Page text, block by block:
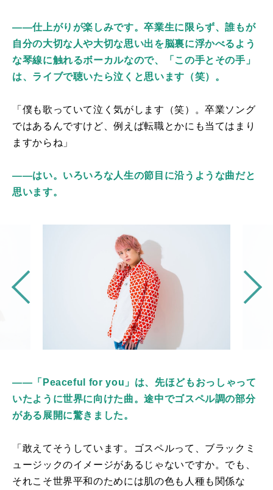
――仕上がりが楽しみです。卒業生に限らず、誰もが
自分の大切な人や大切な思い出を脳裏に浮かべるよう
な琴線に触れるボーカルなので、「この手とその手」
は、ライブで聴いたら泣くと思います（笑）。
「僕も歌っていて泣く気がします（笑）。卒業ソング
ではあるんですけど、例えば転職とかにも当てはまり
ますからね」
――はい。いろいろな人生の節目に沿うような曲だと
思います。
――「Peaceful for you」は、先ほどもおっしゃって
いたように世界に向けた曲。途中でゴスペル調の部分
がある展開に驚きました。
「敢えてそうしています。ゴスペルって、ブラックミ
ュージックのイメージがあるじゃないですか。でも、
それこそ世界平和のためには肌の色も人種も関係な